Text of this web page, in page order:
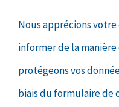
Nous apprécions
informer de la
protégeons vos
biais du formulaire de